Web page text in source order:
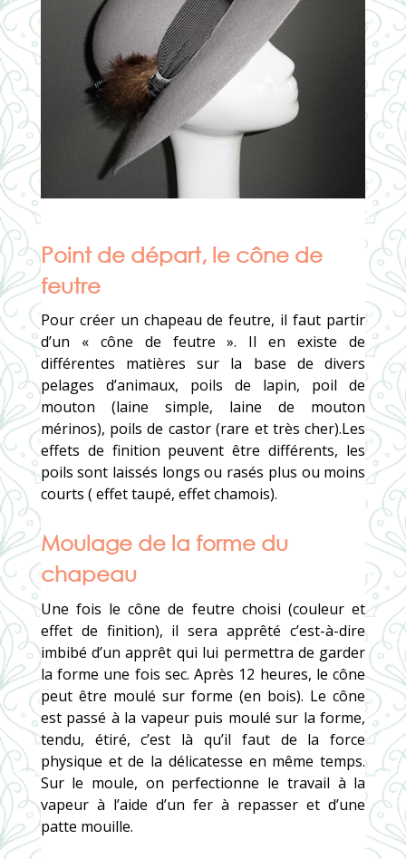
Point de départ, le cône de
feutre
Pour créer un chapeau de feutre, il faut partir
d’un « cône de feutre ». Il en existe de
différentes matières sur la base de divers
pelages d’animaux, poils de lapin, poil de
mouton (laine simple, laine de mouton
mérinos), poils de castor (rare et très cher).Les
effets de finition peuvent être différents, les
poils sont laissés longs ou rasés plus ou moins
courts ( effet taupé, effet chamois).
Moulage de la forme du
chapeau
Une fois le cône de feutre choisi (couleur et
effet de finition), il sera apprêté c’est-à-dire
imbibé d’un apprêt qui lui permettra de garder
la forme une fois sec. Après 12 heures, le cône
peut être moulé sur forme (en bois). Le cône
est passé à la vapeur puis moulé sur la forme,
tendu, étiré, c’est là qu’il faut de la force
physique et de la délicatesse en même temps.
Sur le moule, on perfectionne le travail à la
vapeur à l’aide d’un fer à repasser et d’une
patte mouille.